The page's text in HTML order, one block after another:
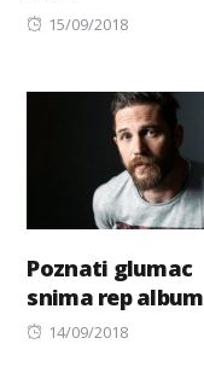
Posted
15/09/2018
Poznati glumac
snima rep album
Posted
14/09/2018